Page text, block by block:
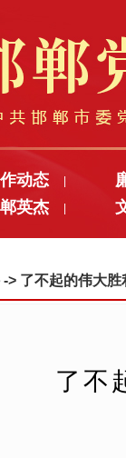
动态
英杰
-> 了不起的伟大
了不